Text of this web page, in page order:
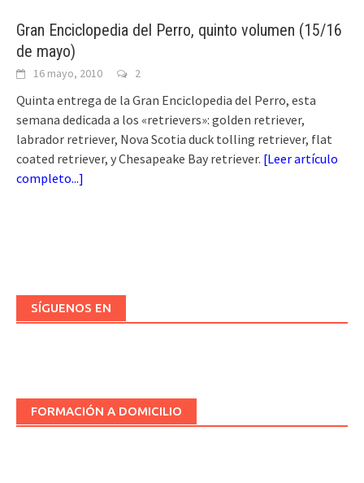
Gran Enciclopedia del Perro, quinto volumen (15/16
de mayo)
16 mayo, 2010 2
Quinta entrega de la Gran Enciclopedia del Perro, esta
semana dedicada a los «retrievers»: golden retriever,
labrador retriever, Nova Scotia duck tolling retriever, flat
coated retriever, y Chesapeake Bay retriever. [Leer artículo
completo...]
SÍGUENOS EN
FORMACIÓN A DOMICILIO